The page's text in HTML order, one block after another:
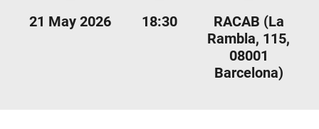
21 May 2026 18:30
RACAB (La
Rambla, 115,
08001
Barcelona)